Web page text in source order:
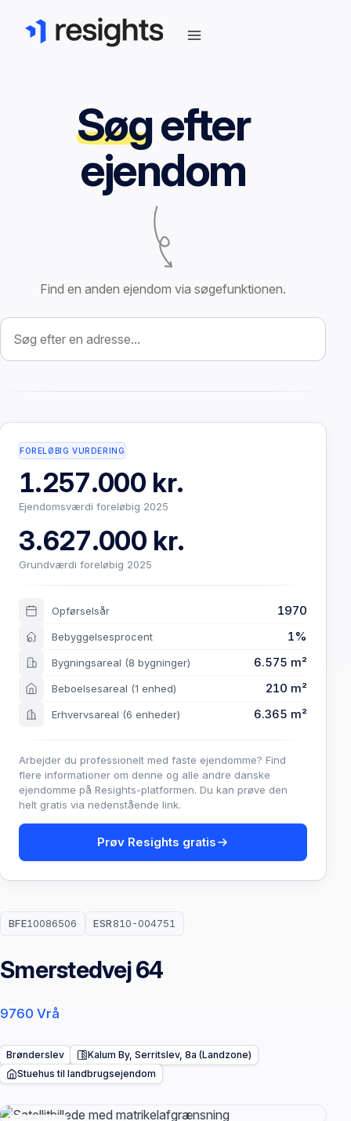
Søgefter
ejendom
Find en anden ejendom via søgefunktionen.
Søg efter ejendom
BFE10086506 ESR810-004751
Smerstedvej 64
9760 Vrå
Brønderslev
Kalum By, Serritslev, 8a (Landzone)
Stuehus til landbrugsejendom
FORELØBIG VURDERING
1.257.000 kr.
Ejendomsværdi foreløbig 2025
3.627.000 kr.
Grundværdi foreløbig 2025
Opførselsår 1970
Bebyggelsesprocent 1%
Bygningsareal (8 bygninger) 6.575 m²
Beboelsesareal (1 enhed) 210 m²
Erhvervsareal (6 enheder) 6.365 m²
Arbejder du professionelt med faste ejendomme? Find
flere informationer om denne og alle andre danske
ejendomme på Resights-platformen. Du kan prøve den
helt gratis via nedenstående link.
Prøv Resights gratis